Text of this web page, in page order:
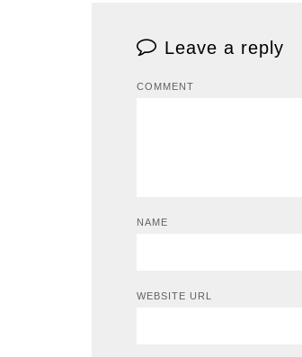
Leave a reply
COMMENT
NAME
WEBSITE URL